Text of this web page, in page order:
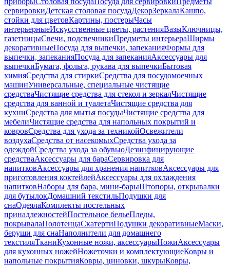
сервировкиДетская столовая посудаДекорЗеркалаКашпо,
стойки для цветовКартины, постерыЧасы
интерьерныеИскусственные цветы, растенияВазыКлючницы,
газетницыСвечи, подсвечникиПредметы интерьераШирмы
декоративныеПосуда для выпечки, запеканияФормы для
выпечки, запеканияПосуда для запеканияАксессуары для
выпечкиБумага, фольга, рукава для выпечкиБытовая
химияСредства для стиркиСредства для посудомоечных
машинУниверсальные, специальные чистящие
средстваЧистящие средства для стекол и зеркалЧистящие
средства для ванной и туалетаЧистящие средства для
кухниСредства для мытья посудыЧистящие средства для
мебелиЧистящие средства для напольных покрытий и
ковровСредства для ухода за техникойОсвежители
воздухаСредства от насекомыхСредства ухода за
одеждойСредства ухода за обувьюДезинфицирующие
средстваАксессуары для бараСервировка для
напитковАксессуары для хранения напитковАксессуары для
приготовления коктейлейАксессуары для охлаждения
напитковНаборы для бара, мини-барыШтопоры, открывалки
для бутылокДомашний текстильПодушки для
снаОдеялаКомплекты постельных
принадлежностейПостельное бельеПледы,
покрывалаПолотенцаСкатертиПодушки декоративныеМаски,
беруши для снаНаполнители для домашнего
текстиляТканиКухонные ножи, аксессуарыНожиАксессуары
для кухонных ножейНожеточки и комплектующиеКовры и
напольные покрытияКовры, циновки, шкурыКовры,